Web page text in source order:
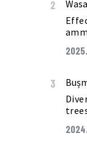
2
2025.
3
2024.